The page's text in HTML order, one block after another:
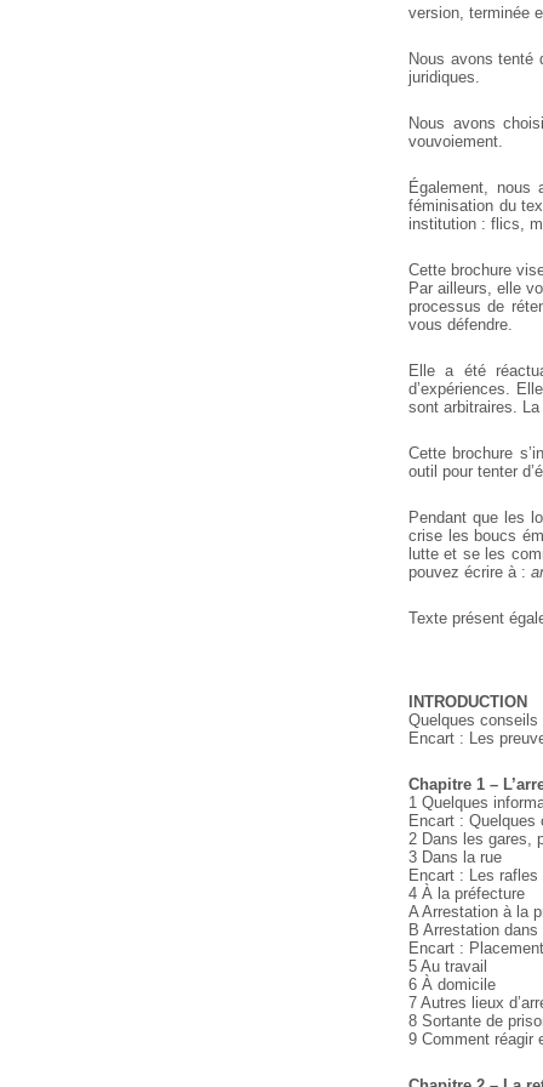
version, terminée
Nous avons tenté
juridiques.
Nous avons
vouvoiement.
Également, nous
féminisation du
institution : flics,
Cette brochure
Par ailleurs, elle
processus de
vous défendre.
Elle a été
d’expériences.
sont arbitraires.
Cette brochure
outil pour tenter
Pendant que les
crise les boucs
lutte et se les
pouvez écrire à :
Texte présent
INTRODUCTION
Quelques conseils
Encart : Les
Chapitre 1 –
1 Quelques
Encart : Quelques
2 Dans les gares,
3 Dans la rue
Encart : Les rafles
4 À la préfecture
A Arrestation à la
B Arrestation
Encart :
5 Au travail
6 À domicile
7 Autres lieux
8 Sortante de
9 Comment réagir